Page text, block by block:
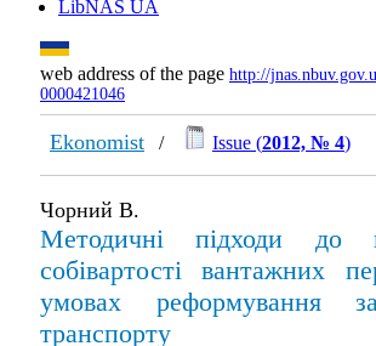
LibNAS UA
web address of the page http://
0000421046
Ekonomist / Issue (2012, № 4)
Чорний В.
Методичні підходи до
собівартості вантажних
умовах реформування
транспорту